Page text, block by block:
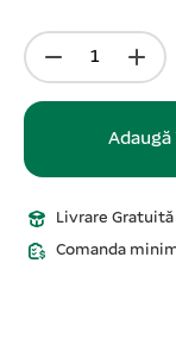
Adaugă
Livrare Gratuită
Comanda